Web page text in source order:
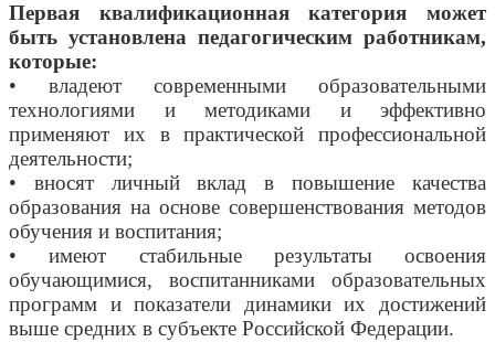
Первая квалификационная категория может
быть установлена педагогическим работникам,
которые:
• владеют современными образовательными
технологиями и методиками и эффективно
применяют их в практической профессиональной
деятельности;
• вносят личный вклад в повышение качества
образования на основе совершенствования методов
обучения и воспитания;
• имеют стабильные результаты освоения
обучающимися, воспитанниками образовательных
программ и показатели динамики их достижений
выше средних в субъекте Российской Федерации.